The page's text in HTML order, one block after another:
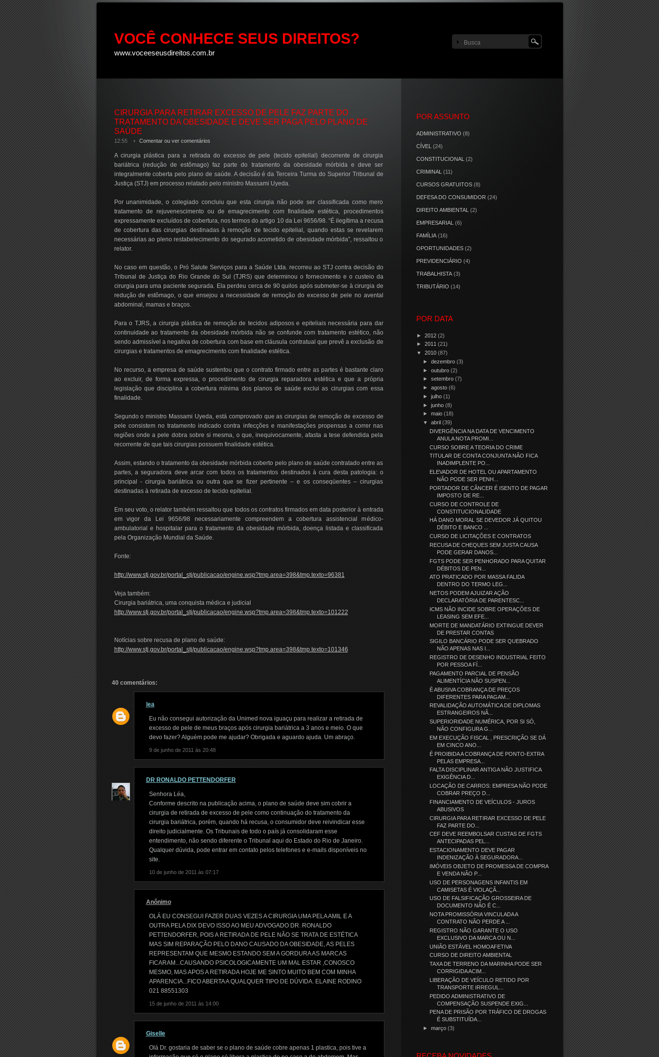
VOCÊ CONHECE SEUS DIREITOS?
www.voceeseusdireitos.com.br
CIRURGIA PARA RETIRAR EXCESSO DE PELE FAZ PARTE DO
TRATAMENTO DA OBESIDADE E DEVE SER PAGA PELO PLANO DE
SAÚDE
12:55 Comentar ou ver comentários
A cirurgia plástica para a retirada do excesso de pele (tecido epitelial) decorrente de cirurgia
bariátrica (redução de estômago) faz parte do tratamento da obesidade mórbida e deve ser
integralmente coberta pelo plano de saúde. A decisão é da Terceira Turma do Superior Tribunal de
Justiça (STJ) em processo relatado pelo ministro Massami Uyeda.
Por unanimidade, o colegiado concluiu que esta cirurgia não pode ser classificada como mero
tratamento de rejuvenescimento ou de emagrecimento com finalidade estética, procedimentos
expressamente excluídos de cobertura, nos termos do artigo 10 da Lei 9656/98. “É ilegítima a recusa
de cobertura das cirurgias destinadas à remoção de tecido epitelial, quando estas se revelarem
necessárias ao pleno restabelecimento do segurado acometido de obesidade mórbida”, ressaltou o
relator.
No caso em questão, o Pró Salute Serviços para a Saúde Ltda. recorreu ao STJ contra decisão do
Tribunal de Justiça do Rio Grande do Sul (TJRS) que determinou o fornecimento e o custeio da
cirurgia para uma paciente segurada. Ela perdeu cerca de 90 quilos após submeter-se à cirurgia de
redução de estômago, o que ensejou a necessidade de remoção do excesso de pele no avental
abdominal, mamas e braços.
Para o TJRS, a cirurgia plástica de remoção de tecidos adiposos e epiteliais necessária para dar
continuidade ao tratamento da obesidade mórbida não se confunde com tratamento estético, não
sendo admissível a negativa de cobertura com base em cláusula contratual que prevê a exclusão de
cirurgias e tratamentos de emagrecimento com finalidade estética.
No recurso, a empresa de saúde sustentou que o contrato firmado entre as partes é bastante claro
ao excluir, de forma expressa, o procedimento de cirurgia reparadora estética e que a própria
legislação que disciplina a cobertura mínima dos planos de saúde exclui as cirurgias com essa
finalidade.
Segundo o ministro Massami Uyeda, está comprovado que as cirurgias de remoção de excesso de
pele consistem no tratamento indicado contra infecções e manifestações propensas a correr nas
regiões onde a pele dobra sobre si mesma, o que, inequivocamente, afasta a tese defendida pela
recorrente de que tais cirurgias possuem finalidade estética.
Assim, estando o tratamento da obesidade mórbida coberto pelo plano de saúde contratado entre as
partes, a seguradora deve arcar com todos os tratamentos destinados à cura desta patologia: o
principal - cirurgia bariátrica ou outra que se fizer pertinente – e os conseqüentes – cirurgias
destinadas à retirada de excesso de tecido epitelial.
Em seu voto, o relator também ressaltou que todos os contratos firmados em data posterior à entrada
em vigor da Lei 9656/98 necessariamente compreendem a cobertura assistencial médico-
ambulatorial e hospitalar para o tratamento da obesidade mórbida, doença listada e classificada
pela Organização Mundial da Saúde.
Fonte:
http://www.stj.gov.br/portal_stj/publicacao/engine.wsp?tmp.area=398&tmp.texto=96381
Veja também:
Cirurgia bariátrica, uma conquista médica e judicial
http://www.stj.gov.br/portal_stj/publicacao/engine.wsp?tmp.area=398&tmp.texto=101222
Notícias sobre recusa de plano de saúde:
http://www.stj.gov.br/portal_stj/publicacao/engine.wsp?tmp.area=398&tmp.texto=101346
40 comentários:
lea
Eu não consegui autorização da Unimed nova iguaçu para realizar a retirada de
excesso de pele de meus braços após cirurgia bariátrica a 3 anos e meio. O que
devo fazer? Alguém pode me ajudar? Obrigada e aguardo ajuda. Um abraço.
9 de junho de 2011 às 20:48
DR RONALDO PETTENDORFER
Senhora Léa,
Conforme descrito na publicação acima, o plano de saúde deve sim cobrir a
cirurgia de retirada de excesso de pele como continuação do tratamento da
cirurgia bariátrica, porém, quando há recusa, o consumidor deve reivindicar esse
direito judicialmente. Os Tribunais de todo o país já consolidaram esse
entendimento, não sendo diferente o Tribunal aqui do Estado do Rio de Janeiro.
Qualquer dúvida, pode entrar em contato pelos telefones e e-mails disponíveis no
site.
10 de junho de 2011 às 07:17
Anônimo
OLÁ EU CONSEGUI FAZER DUAS VEZES A CIRURGIA UMA PELA AMIL E A
OUTRA PELA DIX DEVO ISSO AO MEU ADVOGADO DR. RONALDO
PETTENDORFER, POIS A RETIRADA DE PELE NÃO SE TRATA DE ESTÉTICA
MAS SIM REPARAÇÃO PELO DANO CAUSADO DA OBESIDADE, AS PELES
REPRESENTAM QUE MESMO ESTANDO SEM A GORDURA AS MARCAS
FICARAM...CAUSANDO PSICOLOGICAMENTE UM MAL ESTAR ,CONOSCO
MESMO, MAS APOS A RETIRADA HOJE ME SINTO MUITO BEM COM MINHA
APARENCIA...FICO ABERTA A QUALQUER TIPO DE DÚVIDA. ELAINE RODINO
021 88551303
15 de junho de 2011 às 14:00
Giselle
Olá Dr. gostaria de saber se o plano de saúde cobre apenas 1 plastica, pois tive a
POR ASSUNTO
ADMINISTRATIVO (8)
CÍVEL (24)
CONSTITUCIONAL (2)
CRIMINAL (11)
CURSOS GRATUITOS (8)
DEFESA DO CONSUMIDOR (24)
DIREITO AMBIENTAL (2)
EMPRESARIAL (6)
FAMÍLIA (16)
OPORTUNIDADES (2)
PREVIDENCIÁRIO (4)
TRABALHISTA (3)
TRIBUTÁRIO (14)
POR DATA
► 2012 (2)
► 2011 (21)
▼ 2010 (87)
► dezembro (3)
► outubro (2)
► setembro (7)
► agosto (6)
► julho (1)
► junho (8)
► maio (18)
▼ abril (39)
DIVERGÊNCIA NA DATA DE VENCIMENTO
ANULA NOTA PROMI...
CURSO SOBRE A TEORIA DO CRIME
TITULAR DE CONTA CONJUNTA NÃO FICA
INADIMPLENTE PO...
ELEVADOR DE HOTEL OU APARTAMENTO
NÃO PODE SER PENH...
PORTADOR DE CÂNCER É ISENTO DE PAGAR
IMPOSTO DE RE...
CURSO DE CONTROLE DE
CONSTITUCIONALIDADE
HÁ DANO MORAL SE DEVEDOR JÁ QUITOU
DÉBITO E BANCO ...
CURSO DE LICITAÇÕES E CONTRATOS
RECUSA DE CHEQUES SEM JUSTA CAUSA
PODE GERAR DANOS...
FGTS PODE SER PENHORADO PARA QUITAR
DÉBITOS DE PEN...
ATO PRATICADO POR MASSA FALIDA
DENTRO DO TERMO LEG...
NETOS PODEM AJUIZAR AÇÃO
DECLARATÓRIA DE PARENTESC...
ICMS NÃO INCIDE SOBRE OPERAÇÕES DE
LEASING SEM EFE...
MORTE DE MANDATÁRIO EXTINGUE DEVER
DE PRESTAR CONTAS
SIGILO BANCÁRIO PODE SER QUEBRADO
NÃO APENAS NAS I...
REGISTRO DE DESENHO INDUSTRIAL FEITO
POR PESSOA FÍ...
PAGAMENTO PARCIAL DE PENSÃO
ALIMENTÍCIA NÃO SUSPEN...
É ABUSIVA COBRANÇA DE PREÇOS
DIFERENTES PARA PAGAM...
REVALIDAÇÃO AUTOMÁTICA DE DIPLOMAS
ESTRANGEIROS NÃ...
SUPERIORIDADE NUMÉRICA, POR SI SÓ,
NÃO CONFIGURA G...
EM EXECUÇÃO FISCAL , PRESCRIÇÃO SE DÁ
EM CINCO ANO...
É PROIBIDA A COBRANÇA DE PONTO-EXTRA
PELAS EMPRESA...
FALTA DISCIPLINAR ANTIGA NÃO JUSTIFICA
EXIGÊNCIA D...
LOCAÇÃO DE CARROS: EMPRESA NÃO PODE
COBRAR PREÇO D...
FINANCIAMENTO DE VEÍCULOS - JUROS
ABUSIVOS
CIRURGIA PARA RETIRAR EXCESSO DE PELE
FAZ PARTE DO...
CEF DEVE REEMBOLSAR CUSTAS DE FGTS
ANTECIPADAS PEL...
ESTACIONAMENTO DEVE PAGAR
INDENIZAÇÃO À SEGURADORA...
IMÓVEIS OBJETO DE PROMESSA DE COMPRA
E VENDA NÃO P...
USO DE PERSONAGENS INFANTIS EM
CAMISETAS É VIOLAÇÃ...
USO DE FALSIFICAÇÃO GROSSEIRA DE
DOCUMENTO NÃO É C...
NOTA PROMISSÓRIA VINCULADA A
CONTRATO NÃO PERDE A ...
REGISTRO NÃO GARANTE O USO
EXCLUSIVO DA MARCA OU N...
UNIÃO ESTÁVEL HOMOAFETIVA
CURSO DE DIREITO AMBIENTAL
TAXA DE TERRENO DA MARINHA PODE SER
CORRIGIDA ACIM...
LIBERAÇÃO DE VEÍCULO RETIDO POR
TRANSPORTE IRREGUL...
PEDIDO ADMINISTRATIVO DE
COMPENSAÇÃO SUSPENDE EXIG...
PENA DE PRISÃO POR TRÁFICO DE DROGAS
É SUBSTITUÍDA...
► março (3)